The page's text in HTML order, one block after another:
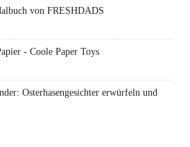
von FRESHDADS
- Coole Paper Toys
Osterhasengesichter erwürfeln und